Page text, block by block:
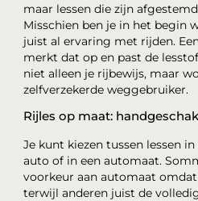
maar lessen die zijn
Misschien ben je in het begin
juist al ervaring met rijden.
merkt dat op en past de
niet alleen je rijbewijs, maar
zelfverzekerde weggebruiker.
Rijles op maat:
Je kunt kiezen tussen lessen
auto of in een automaat.
voorkeur aan automaat
terwijl anderen juist de